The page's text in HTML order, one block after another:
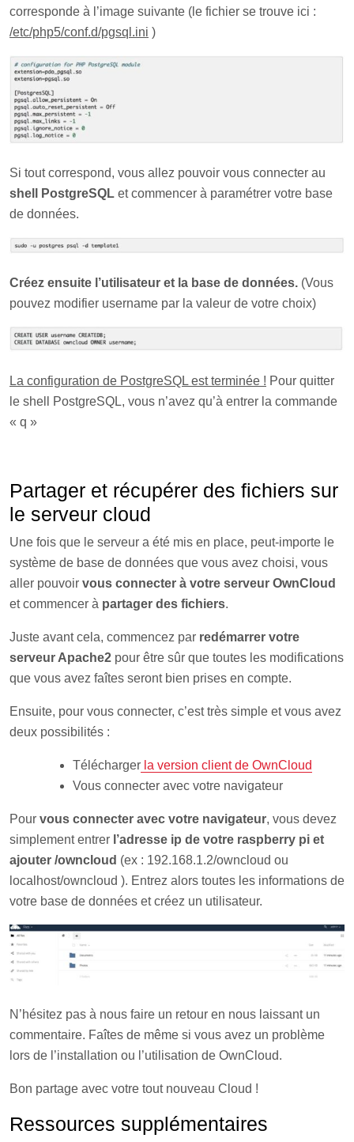
corresponde à l’image suivante (le fichier se trouve ici :
/etc/php5/conf.d/pgsql.ini )
Si tout correspond, vous allez pouvoir vous connecter au
shell PostgreSQL et commencer à paramétrer votre base
de données.
Créez ensuite l’utilisateur et la base de données. (Vous
pouvez modifier username par la valeur de votre choix)
La configuration de PostgreSQL est terminée ! Pour quitter
le shell PostgreSQL, vous n’avez qu’à entrer la commande
« q »
Partager et récupérer des fichiers sur
le serveur cloud
Une fois que le serveur a été mis en place, peut-importe le
système de base de données que vous avez choisi, vous
aller pouvoir vous connecter à votre serveur OwnCloud
et commencer à partager des fichiers.
Juste avant cela, commencez par redémarrer votre
serveur Apache2 pour être sûr que toutes les modifications
que vous avez faîtes seront bien prises en compte.
Ensuite, pour vous connecter, c’est très simple et vous avez
deux possibilités :
Télécharger la version client de OwnCloud
Vous connecter avec votre navigateur
Pour vous connecter avec votre navigateur, vous devez
simplement entrer l’adresse ip de votre raspberry pi et
ajouter /owncloud (ex : 192.168.1.2/owncloud ou
localhost/owncloud ). Entrez alors toutes les informations de
votre base de données et créez un utilisateur.
N’hésitez pas à nous faire un retour en nous laissant un
commentaire. Faîtes de même si vous avez un problème
lors de l’installation ou l’utilisation de OwnCloud.
Bon partage avec votre tout nouveau Cloud !
Ressources supplémentaires